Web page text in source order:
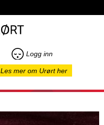
Logg inn
Les mer om Urørt her